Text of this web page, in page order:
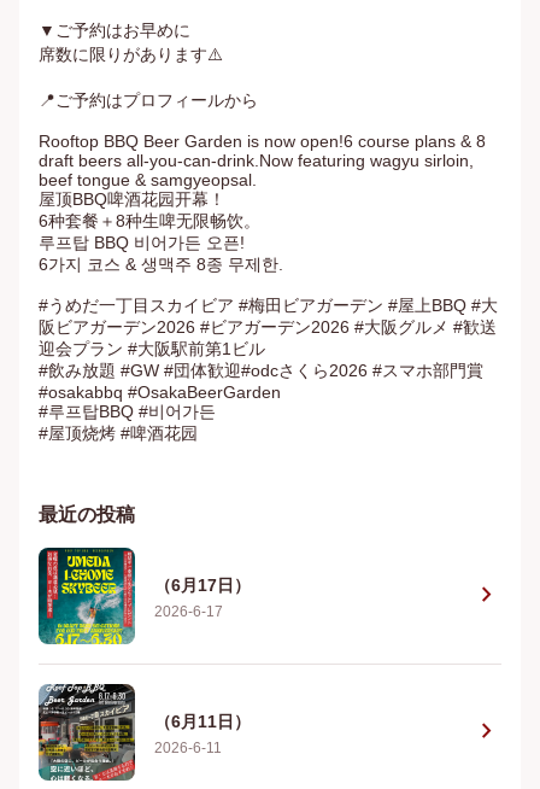
▼ご予約はお早めに
席数に限りがあります⚠️
📍ご予約はプロフィールから
Rooftop BBQ Beer Garden is now open!6 course plans & 8
draft beers all-you-can-drink.Now featuring wagyu sirloin,
beef tongue & samgyeopsal.
屋顶BBQ啤酒花园开幕！
6种套餐＋8种生啤无限畅饮。
루프탑 BBQ 비어가든 오픈!
6가지 코스 & 생맥주 8종 무제한.
#うめだ一丁目スカイビア #梅田ビアガーデン #屋上BBQ #大
阪ビアガーデン2026 #ビアガーデン2026 #大阪グルメ #歓送
迎会プラン #大阪駅前第1ビル
#飲み放題 #GW #団体歓迎#odcさくら2026 #スマホ部門賞
#osakabbq #OsakaBeerGarden
#루프탑BBQ #비어가든
#屋顶烧烤 #啤酒花园
最近の投稿
（6月17日）
2026-6-17 chevron_right
（6月11日）
2026-6-11 chevron_right